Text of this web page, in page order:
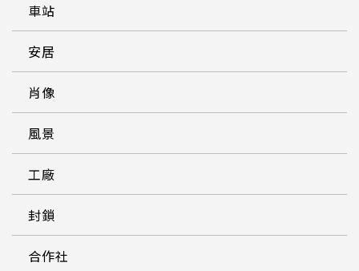
車站
安居
肖像
風景
工廠
封鎖
合作社